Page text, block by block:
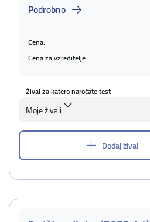
Podrobno
Cena:
Cena za vzreditelje:
Žival za katero naročate test
Moje živali
Dodaj žival